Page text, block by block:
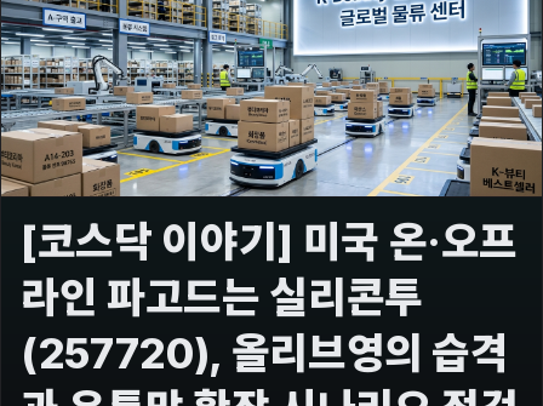
[코스닥 이야기] 미국 온·오프
라인 파고드는 실리콘투
(257720), 올리브영의 습격